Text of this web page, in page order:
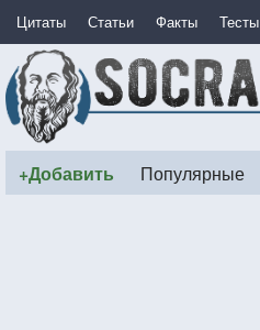
Цитаты Статьи Факты Тесты
+Добавить Популярные